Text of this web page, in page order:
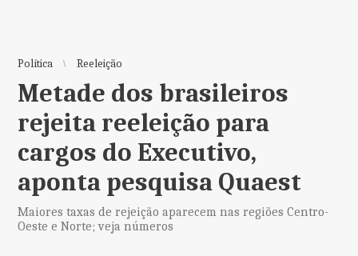
Política Reeleição
Metade dos brasileiros
rejeita reeleição para
cargos do Executivo,
aponta pesquisa Quaest
Maiores taxas de rejeição aparecem nas regiões Centro-
Oeste e Norte; veja números